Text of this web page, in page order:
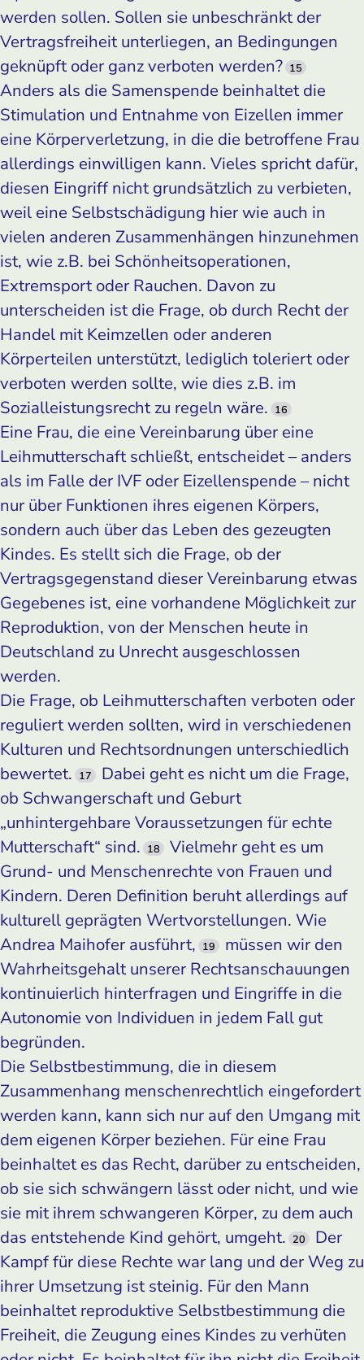
werden sollen. Sollen sie unbeschränkt der
Vertragsfreiheit unterliegen, an Bedingungen
geknüpft oder ganz verboten werden? 15
Anders als die Samenspende beinhaltet die
Stimulation und Entnahme von Eizellen immer
eine Körperverletzung, in die die betroffene Frau
allerdings einwilligen kann. Vieles spricht dafür,
diesen Eingriff nicht grundsätzlich zu verbieten,
weil eine Selbstschädigung hier wie auch in
vielen anderen Zusammenhängen hinzunehmen
ist, wie z.B. bei Schönheitsoperationen,
Extremsport oder Rauchen. Davon zu
unterscheiden ist die Frage, ob durch Recht der
Handel mit Keimzellen oder anderen
Körperteilen unterstützt, lediglich toleriert oder
verboten werden sollte, wie dies z.B. im
Sozialleistungsrecht zu regeln wäre. 16
Eine Frau, die eine Vereinbarung über eine
Leihmutterschaft schließt, entscheidet – anders
als im Falle der IVF oder Eizellenspende – nicht
nur über Funktionen ihres eigenen Körpers,
sondern auch über das Leben des gezeugten
Kindes. Es stellt sich die Frage, ob der
Vertragsgegenstand dieser Vereinbarung etwas
Gegebenes ist, eine vorhandene Möglichkeit zur
Reproduktion, von der Menschen heute in
Deutschland zu Unrecht ausgeschlossen
werden.
Die Frage, ob Leihmutterschaften verboten oder
reguliert werden sollten, wird in verschiedenen
Kulturen und Rechtsordnungen unterschiedlich
bewertet. 17
Dabei geht es nicht um die Frage,
ob Schwangerschaft und Geburt
„unhintergehbare Voraussetzungen für echte
Mutterschaft“ sind. 18
Vielmehr geht es um
Grund- und Menschenrechte von Frauen und
Kindern. Deren Definition beruht allerdings auf
kulturell geprägten Wertvorstellungen. Wie
Andrea Maihofer ausführt, 19
müssen wir den
Wahrheitsgehalt unserer Rechtsanschauungen
kontinuierlich hinterfragen und Eingriffe in die
Autonomie von Individuen in jedem Fall gut
begründen.
Die Selbstbestimmung, die in diesem
Zusammenhang menschenrechtlich eingefordert
werden kann, kann sich nur auf den Umgang mit
dem eigenen Körper beziehen. Für eine Frau
beinhaltet es das Recht, darüber zu entscheiden,
ob sie sich schwängern lässt oder nicht, und wie
sie mit ihrem schwangeren Körper, zu dem auch
das entstehende Kind gehört, umgeht. 20
Der
Kampf für diese Rechte war lang und der Weg zu
ihrer Umsetzung ist steinig. Für den Mann
beinhaltet reproduktive Selbstbestimmung die
Freiheit, die Zeugung eines Kindes zu verhüten